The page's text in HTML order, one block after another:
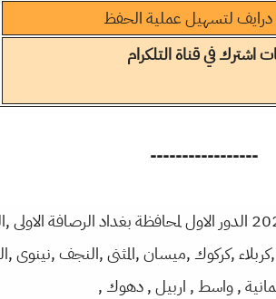
لتسهيل عملية الحفظ
في قناة التلكرام
-----------------
اعلنت التربيه نتائج ثالث متوسط للسنة الدراسيه 2023/2022 الدور الاول
,كربلاء ,كركوك ,ميسان ,المثنى ,النجف ,نينوى
, واسط , اربيل , دهوك ,